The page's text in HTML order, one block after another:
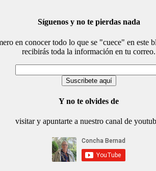
con caparrones riojanos, unas
deliciosas
Timbal de ensalada con caparrones
de ser súper alimento ...
de tomates cherry, pepino y
mágico de un aliño muy especial
muy sencilla de tomates cherry, pepino y
queremos elaborar ...
o sabih al estilo de la cocina
receta.
Síguenos y no te pierdas nada
en conocer todo lo que se "cuece" en este
recibirás toda la información en tu correo.
Y no te olvides de
visitar y apuntarte a nuestro canal de